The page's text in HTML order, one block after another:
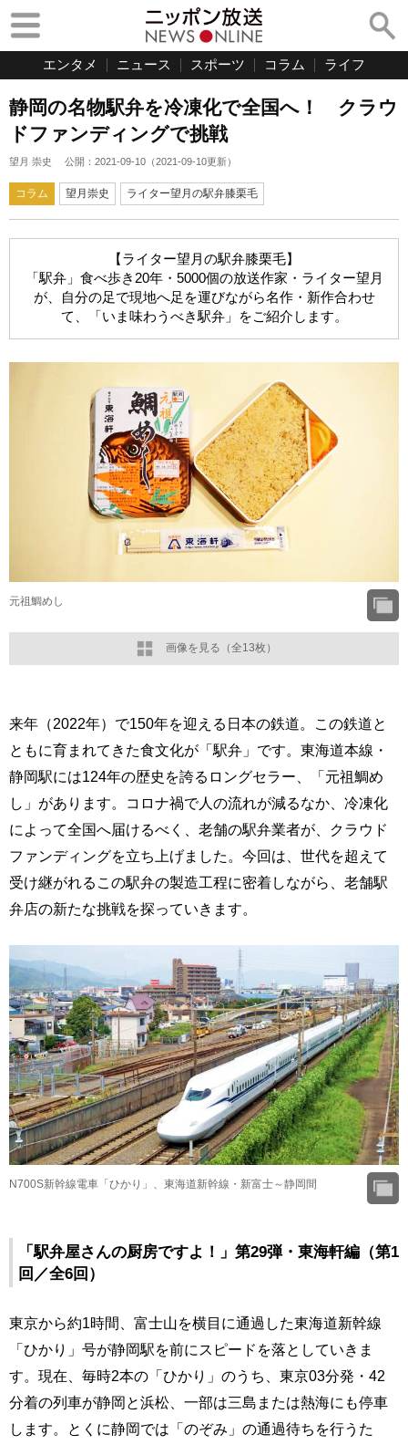
エンタメ ニュース スポーツ コラム ライフ
静岡の名物駅弁を冷凍化で全国へ！ クラウ
ドファンディングで挑戦
望月 崇史 公開： 2021-09-10 （2021-09-10更新）
コラム 望月崇史 ライター望月の駅弁膝栗毛
【ライター望月の駅弁膝栗毛】
「駅弁」食べ歩き20年・5000個の放送作家・ライター望月
が、自分の足で現地へ足を運びながら名作・新作合わせ
て、「いま味わうべき駅弁」をご紹介します。
画像を見る（全13枚）
元祖鯛めし
来年（2022年）で150年を迎える日本の鉄道。この鉄道と
ともに育まれてきた食文化が「駅弁」です。東海道本線・
静岡駅には124年の歴史を誇るロングセラー、「元祖鯛め
し」があります。コロナ禍で人の流れが減るなか、冷凍化
によって全国へ届けるべく、老舗の駅弁業者が、クラウド
ファンディングを立ち上げました。今回は、世代を超えて
受け継がれるこの駅弁の製造工程に密着しながら、老舗駅
弁店の新たな挑戦を探っていきます。
N700S新幹線電車「ひかり」、東海道新幹線・新富士～静岡間
「駅弁屋さんの厨房ですよ！」第29弾・東海軒編（第1
回／全6回）
東京から約1時間、富士山を横目に通過した東海道新幹線
「ひかり」号が静岡駅を前にスピードを落としていきま
す。現在、毎時2本の「ひかり」のうち、東京03分発・42
分着の列車が静岡と浜松、一部は三島または熱海にも停車
します。とくに静岡では「のぞみ」の通過待ちを行うた